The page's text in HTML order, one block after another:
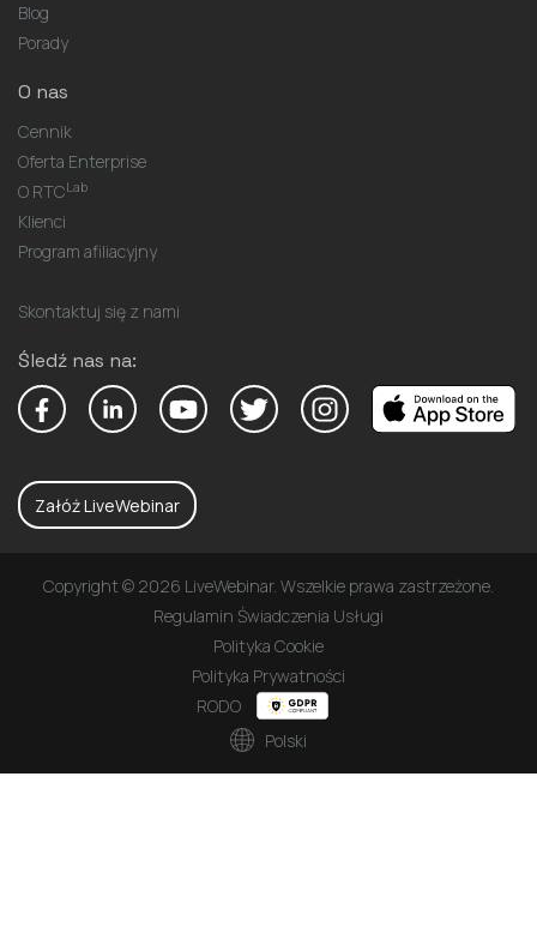
Blog
Porady
O nas
Cennik
Oferta Enterprise
O RTCLab
Klienci
Program afiliacyjny
Skontaktuj się z nami
Śledź nas na:
Załóż LiveWebinar
Copyright © 2026 LiveWebinar. Wszelkie prawa zastrzeżone.
Regulamin Świadczenia Usługi
Polityka Cookie
Polityka Prywatności
RODO
Polski